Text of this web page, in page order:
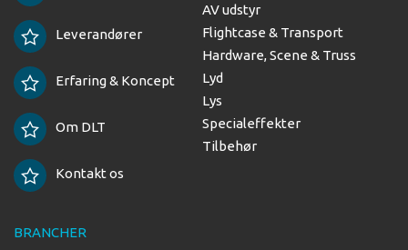
Leverandører
Erfaring & Koncept
Om DLT
Kontakt os
AV udstyr
Flightcase & Transport
Hardware, Scene & Truss
Lyd
Lys
Specialeffekter
Tilbehør
BRANCHER